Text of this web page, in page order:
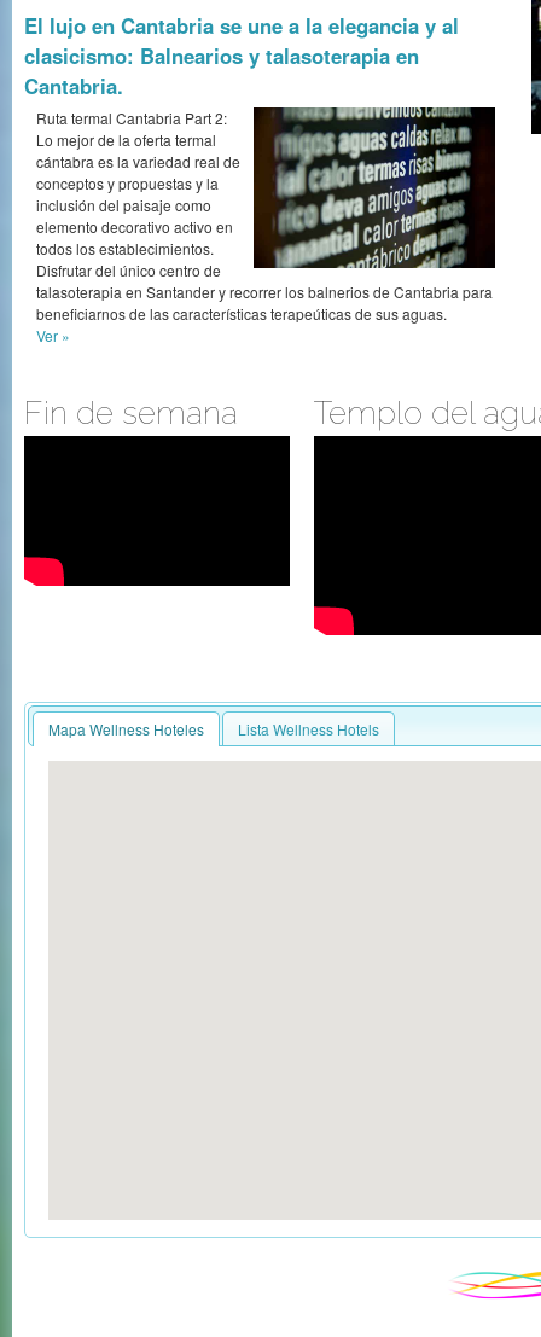
El lujo en Cantabria se une a la elegancia y al
clasicismo: Balnearios y talasoterapia en
Cantabria.
Ruta termal Cantabria Part 2:
Lo mejor de la oferta termal
cántabra es la variedad real de
conceptos y propuestas y la
inclusión del paisaje como
elemento decorativo activo en
todos los establecimientos.
Disfrutar del único centro de
talasoterapia en Santander y recorrer los balnerios de Cantabria para
beneficiarnos de las características terapeúticas de sus aguas.
Ver »
Fin de semana Templo del
Mapa Wellness Hoteles Lista Wellness Hotels